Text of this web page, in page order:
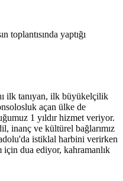
toplantısında yaptığı
ilk tanıyan, ilk büyükelçilik
açan ülke de
1 yıldır hizmet veriyor.
inanç ve kültürel bağlarımız
istiklal harbini verirken
dua ediyor, kahramanlık